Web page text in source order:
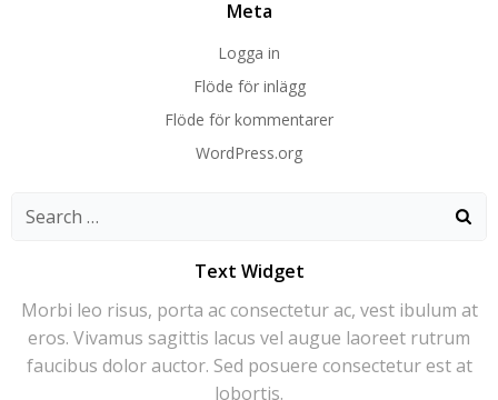
Meta
Logga in
Flöde för inlägg
Flöde för kommentarer
WordPress.org
Search
Text Widget
Morbi leo risus, porta ac consectetur ac, vest ibulum at
eros. Vivamus sagittis lacus vel augue laoreet rutrum
faucibus dolor auctor. Sed posuere consectetur est at
lobortis.